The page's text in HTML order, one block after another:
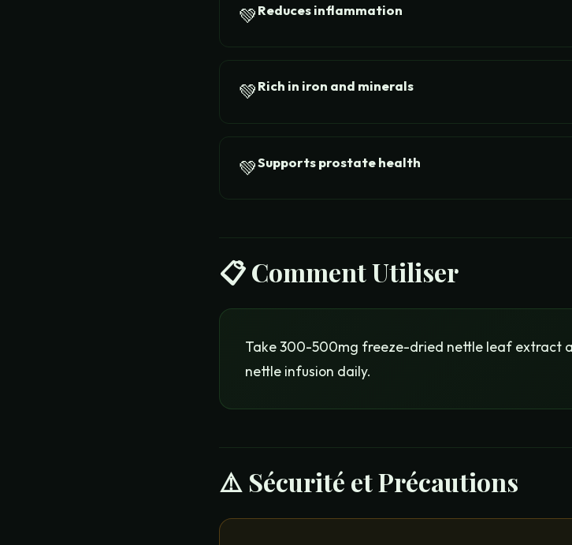
💚Reduces inflammation
💚Rich in iron and minerals
💚Supports prostate health
📋Comment Utiliser
Take 300-500mg freeze-dried nettle leaf extract
nettle infusion daily.
⚠️ Sécurité et Précautions